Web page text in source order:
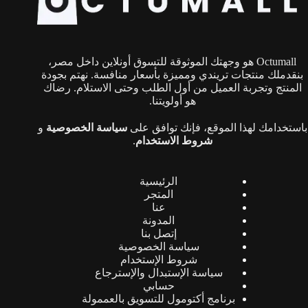
اختيار
المنتج
Octumall هو وجهتك الموثوقة للتسوق أونلاين داخل مصر،
بنقدملك منتجات تريندي ومميزة بأسعار منافسة. نهتم بجودة
المنتج وتجربة العميل من أول الطلب وحتى الاستلام. رضاك
هو أولويتنا.
باستخدامك لهذا الموقع، فإنك توافق علىسياسة الخصوصية و
شروط الاستخدام.
الرئيسية
المتجر
عنا
المدونة
إتصل بنا
سياسة الخصوصية
شروط الإستخدام
سياسة الإستبدال والإسترجاع
حسابي
برنامج أكتومول للتسويق بالعممولة